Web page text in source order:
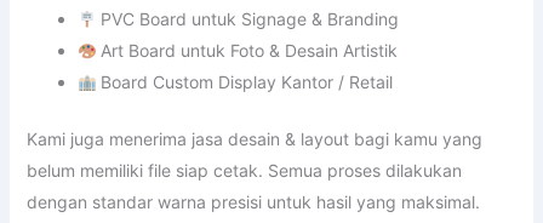
PVC Board untuk Signage & Branding
Art Board untuk Foto & Desain Artistik
Board Custom Display Kantor / Retail
Kami juga menerima jasa desain & layout bagi kamu yang
belum memiliki file siap cetak. Semua proses dilakukan
dengan standar warna presisi untuk hasil yang maksimal.